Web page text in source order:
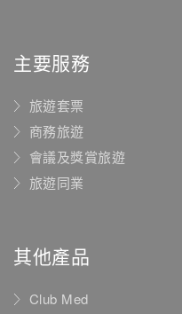
主要服務
旅遊套票
商務旅遊
會議及獎賞旅遊
旅遊同業
其他產品
Club Med